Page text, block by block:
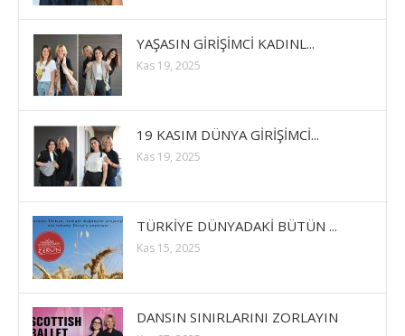
YAŞASIN GİRİŞİMCİ KADINL...
Kas 19, 2025
19 KASIM DÜNYA GİRİŞİMCİ...
Kas 19, 2025
TÜRKİYE DÜNYADAKİ BÜTÜN ...
Kas 15, 2025
DANSIN SINIRLARINI ZORLAYIN